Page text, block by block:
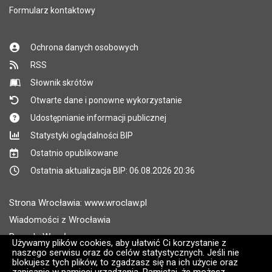
Używamy plików cookies, aby ułatwić Ci korzystanie z
naszego serwisu oraz do celów statystycznych. Jeśli nie
blokujesz tych plików, to zgadzasz się na ich użycie oraz
Formularz kontaktowy
Ochrona danych osobowych
RSS
Słownik skrótów
Otwarte dane i ponowne wykorzystanie
Udostępnianie informacji publicznej
Statystyki oglądalności BIP
Ostatnio opublikowane
Ostatnia aktualizacja BIP: 06.08.2026 20:36
Strona Wrocławia: www.wroclaw.pl
Wiadomości z Wrocławia
Pogoda Wrocław
Rozkłady jazdy MPK Wrocław